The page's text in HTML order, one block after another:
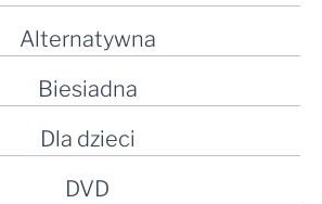
Alternatywna
Biesiadna
Dla dzieci
DVD